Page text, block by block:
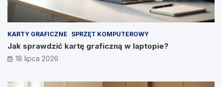
KARTY GRAFICZNE SPRZĘT KOMPUTEROWY
Jak sprawdzić kartę graficzną w laptopie?
18 lipca 2026